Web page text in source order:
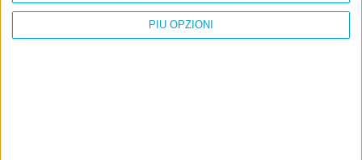
PIÙ OPZIONI